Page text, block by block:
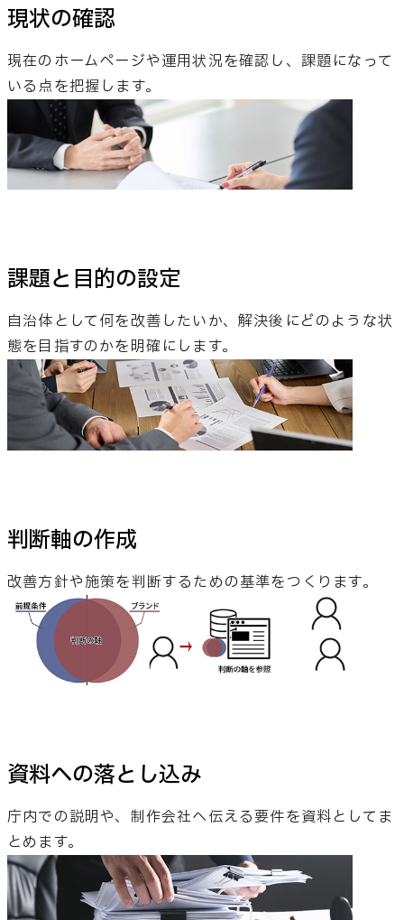
現状の確認
現在のホームページや運用状況を確認し、課題になって
いる点を把握します。
課題と目的の設定
自治体として何を改善したいか、解決後にどのような状
態を目指すのかを明確にします。
判断軸の作成
改善方針や施策を判断するための基準をつくります。
資料への落とし込み
庁内での説明や、制作会社へ伝える要件を資料としてま
とめます。